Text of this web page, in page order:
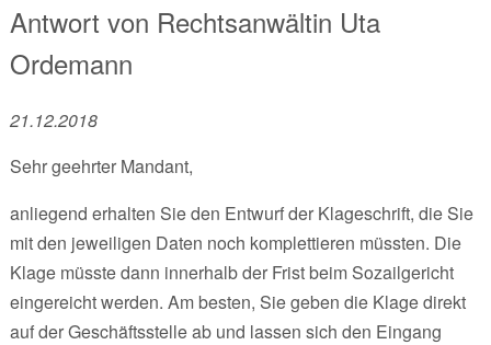
Antwort von Rechtsanwältin Uta
Ordemann
21.12.2018
Sehr geehrter Mandant,
anliegend erhalten Sie den Entwurf der Klageschrift, die Sie
mit den jeweiligen Daten noch komplettieren müssten. Die
Klage müsste dann innerhalb der Frist beim Sozailgericht
eingereicht werden. Am besten, Sie geben die Klage direkt
auf der Geschäftsstelle ab und lassen sich den Eingang